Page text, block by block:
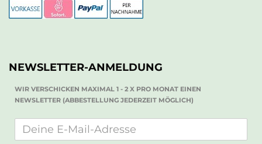
NEWSLETTER-ANMELDUNG
WIR VERSCHICKEN MAXIMAL 1 - 2 X PRO MONAT EINEN
NEWSLETTER (ABBESTELLUNG JEDERZEIT MÖGLICH)